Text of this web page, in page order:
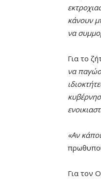
κάνουν
να
Για το
να
«Αν
Για τον